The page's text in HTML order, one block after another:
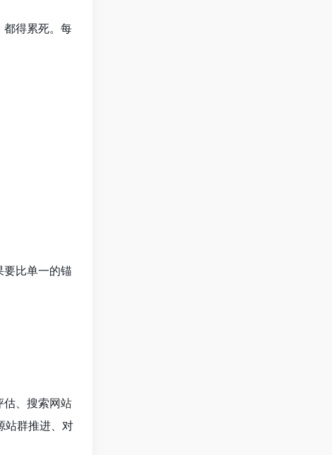
都得累死。每
要比单一的锚
、搜索网站
站群推进、对